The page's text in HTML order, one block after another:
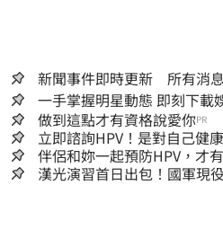
新聞事件即時更新 所有消息
一手掌握明星動
做到這點才有資格說愛你PR
立即諮詢HPV！是對自己健
嫌晚！
伴侶和妳一起預防HPV，才
漢光演習首日出包！國軍現